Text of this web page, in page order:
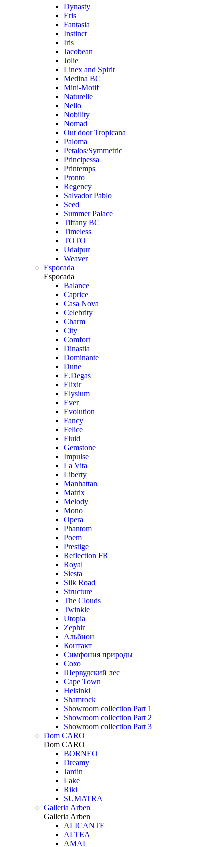
Dynasty
Eris
Fantasia
Instinct
Iris
Jacobean
Jolie
Linex and Spirit
Medina BC
Mini-Motif
Naturelle
Nello
Nobility
Nomad
Out door Tropicana
Paloma
Petalos/Symmetric
Principessa
Printemps
Pronto
Regency
Salvador Pablo
Seed
Summer Palace
Tiffany BC
Timeless
TOTO
Udaipur
Weaver
Espocada
Espocada
Balance
Caprice
Casa Nova
Celebrity
Charm
City
Comfort
Dinastia
Dominante
Dune
E.Degas
Elixir
Elysium
Ever
Evolution
Fancy
Felice
Fluid
Gemstone
Impulse
La Vita
Liberty
Manhattan
Matrix
Melody
Mono
Opera
Phantom
Poem
Prestige
Reflection FR
Royal
Siesta
Silk Road
Structure
The Clouds
Twinkle
Utopia
Zephir
Альбион
Контакт
Симфония природы
Сохо
Шервудский лес
Cape Town
Helsinki
Shamrock
Showroom collection Part 1
Showroom collection Part 2
Showroom collection Part 3
Dom CARO
Dom CARO
BORNEO
Dreamy
Jardin
Lake
Riki
SUMATRA
Galleria Arben
Galleria Arben
ALICANTE
ALTEA
AMAL